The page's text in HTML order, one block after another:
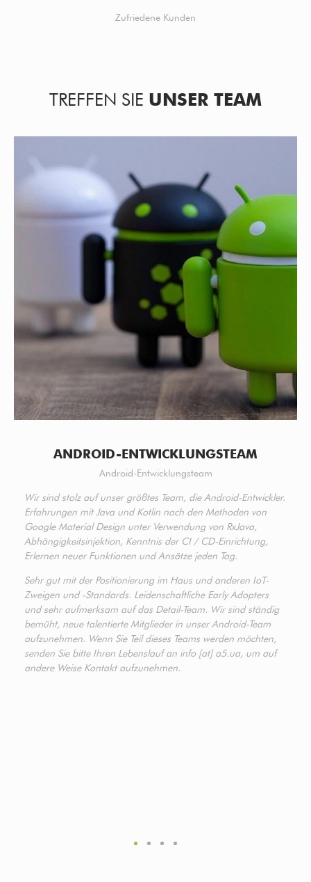
Zufriedene Kunden
TREFFEN SIE UNSER TEAM
ANDROID-ENTWICKLUNGSTEAM
Android-Entwicklungsteam
Wir sind stolz auf unser größtes Team, die Android-Entwickler.
Erfahrungen mit Java und Kotlin nach den Methoden von
Google Material Design unter Verwendung von RxJava,
Abhängigkeitsinjektion, Kenntnis der CI / CD-Einrichtung,
Erlernen neuer Funktionen und Ansätze jeden Tag.
Sehr gut mit der Positionierung im Haus und anderen IoT-
Zweigen und -Standards. Leidenschaftliche Early Adopters
und sehr aufmerksam auf das Detail-Team. Wir sind ständig
bemüht, neue talentierte Mitglieder in unser Android-Team
aufzunehmen. Wenn Sie Teil dieses Teams werden möchten,
senden Sie bitte Ihren Lebenslauf an info [at] a5.ua, um auf
andere Weise Kontakt aufzunehmen.